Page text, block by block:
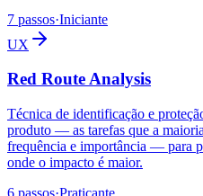
7 passos·Iniciante
UX
Red Route Analysis
Técnica de identificação e
produto — as tarefas que a
frequência e importância — para
onde o impacto é maior.
6 passos·Praticante